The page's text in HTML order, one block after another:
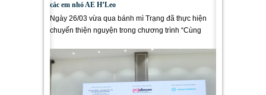
các em nhỏ AE H’Leo
Ngày 26/03 vừa qua bánh mì Trạng đã thực hiện
chuyến thiện nguyện trong chương trình “Cùng